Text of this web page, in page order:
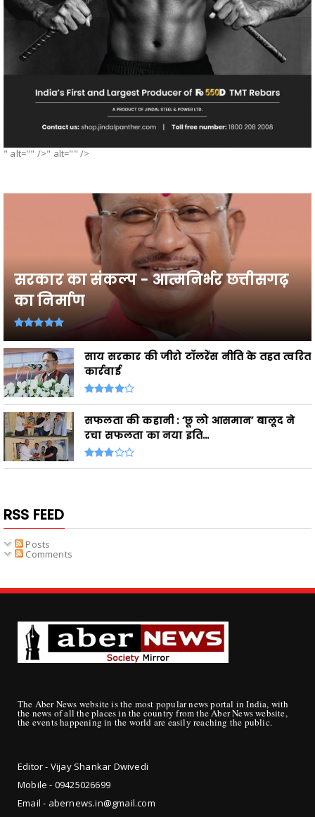
" alt="" />" alt="" />
सरकार का संकल्प - आत्मनिर्भर छत्तीसगढ़
का निर्माण
साय सरकार की जीरो टॉलरेंस नीति के तहत त्वरित
कार्रवाई
सफलता की कहानी : ‘छू लो आसमान’ बालूद ने
रचा सफलता का नया इति...
RSS FEED
Posts
Comments
The Aber News website is the most popular news portal in India, with
the news of all the places in the country from the Aber News website,
the events happening in the world are easily reaching the public.
Editor - Vijay Shankar Dwivedi
Mobile - 09425026699
Email - abernews.in@gmail.com